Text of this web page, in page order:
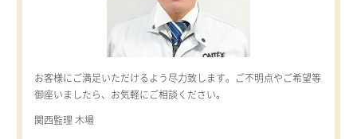
お客様にご満足いただけるよう尽力致します。ご不明点やご希望等
御座いましたら、お気軽にご相談ください。
関西監理 木場